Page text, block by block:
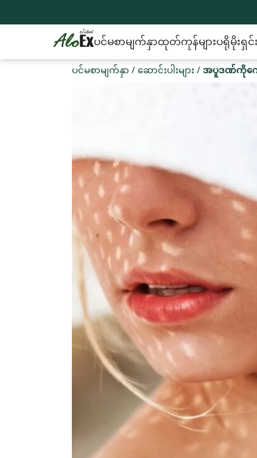
ပင်မစာမျက်နှာထုတ်ကုန်များပရိုမိုးရှင်
ပင်မစာမျက်နှာ /ဆောင်းပါးများ/အပူဒဏ်ကိုကျ